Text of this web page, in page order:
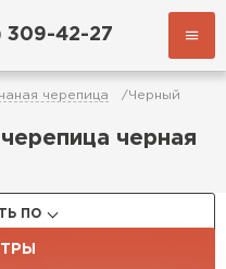
309-42-27
черепица Черный
черная
ПО